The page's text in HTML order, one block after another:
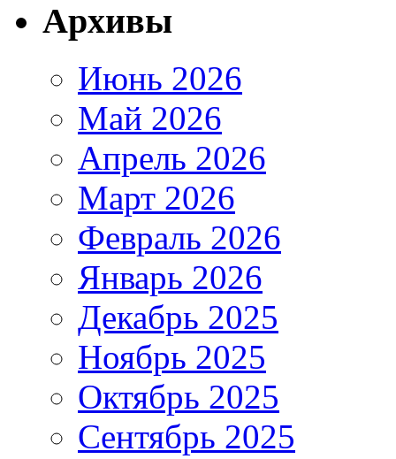
Архивы
Июнь 2026
Май 2026
Апрель 2026
Март 2026
Февраль 2026
Январь 2026
Декабрь 2025
Ноябрь 2025
Октябрь 2025
Сентябрь 2025